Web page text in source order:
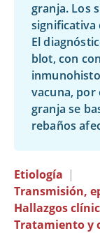
granja. Los
significativa
El
blot, con
vacuna, por
granja se
rebaños
Etiología |
Transmisión,
Hallazgos
Tratamiento y